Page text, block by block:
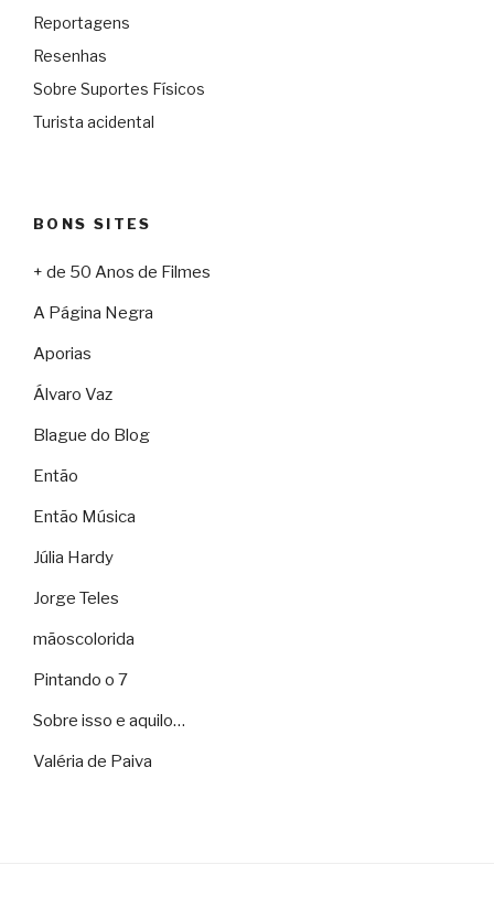
Reportagens
Resenhas
Sobre Suportes Físicos
Turista acidental
BONS SITES
+ de 50 Anos de Filmes
A Página Negra
Aporias
Álvaro Vaz
Blague do Blog
Então
Então Música
Júlia Hardy
Jorge Teles
mãoscolorida
Pintando o 7
Sobre isso e aquilo…
Valéria de Paiva